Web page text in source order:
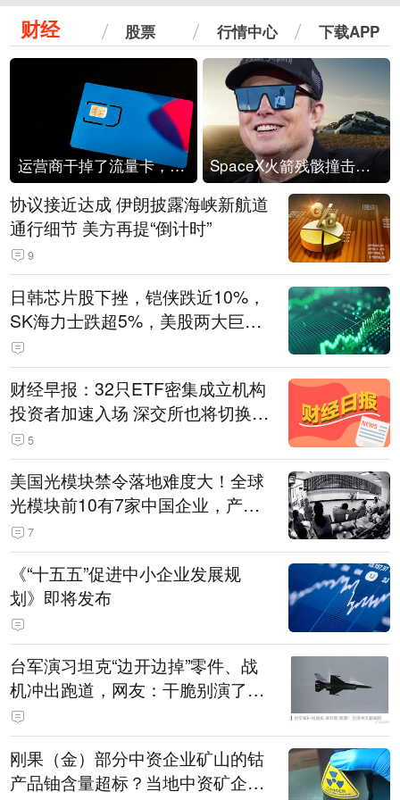
财经 股票 行情中心 下载APP
运营商干掉了流量卡，他们真的玩不起了 SpaceX火箭残骸撞击月球
协议接近达成 伊朗披露海峡新航道
通行细节 美方再提“倒计时”
9
日韩芯片股下挫，铠侠跌近10%，
SK海力士跌超5%，美股两大巨头
遭遇业绩杀
财经早报：32只ETF密集成立机构
投资者加速入场 深交所也将切换交
易线路
5
美国光模块禁令落地难度大！全球
光模块前10有7家中国企业，产业
界人士：想“脱钩”并不容易
7
《“十五五”促进中小企业发展规
划》即将发布
台军演习坦克“边开边掉”零件、战
机冲出跑道，网友：干脆别演了，
没有一次没有笑话发生
刚果（金）部分中资企业矿山的钴
产品铀含量超标？当地中资矿企协